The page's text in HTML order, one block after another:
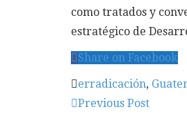
como tratados y
estratégico de
Share on Facebook
erradicación,
Previous Post